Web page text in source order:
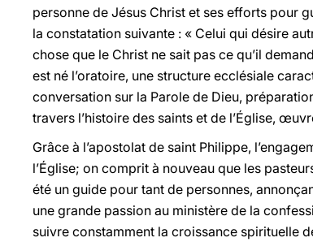
personne de Jésus Christ et ses efforts pour
la constatation suivante : « Celui qui désire
chose que le Christ ne sait pas ce qu’il
est né l’oratoire, une structure ecclésiale
conversation sur la Parole de Dieu,
travers l’histoire des saints et de l’Église,
Grâce à l’apostolat de saint Philippe,
l’Église; on comprit à nouveau que les
été un guide pour tant de personnes,
une grande passion au ministère de la
suivre constamment la croissance spirituelle